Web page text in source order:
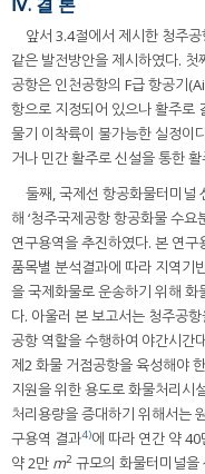
앞서 3.4절에서 제시한 청주
같은 발전방안을 제시하였다.
공항은 인천공항의 F급 항공기
항으로 지정되어 있으나 활주로
물기 이착륙이 불가능한 실정이
거나 민간 활주로 신설을 통한
둘째, 국제선 항공화물터미널
해 ‘청주국제공항 항공화물 수
연구용역을 추진하였다. 본 연구
품목별 분석결과에 따라 지역기
을 국제화물로 운송하기 위해
다. 아울러 본 보고서는 청주공
공항 역할을 수행하여 야간시간
제2 화물 거점공항을 육성해야
지원을 위한 용도로 화물처리시
처리용량을 증대하기 위해서는
구용역 결과4)에 따라 연간 약
약 2만 m2 규모의 화물터미널을